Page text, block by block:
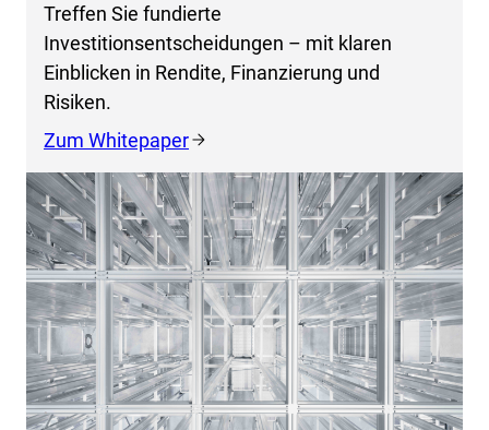
Treffen Sie fundierte
Investitionsentscheidungen – mit klaren
Einblicken in Rendite, Finanzierung und
Risiken.
Zum Whitepaper